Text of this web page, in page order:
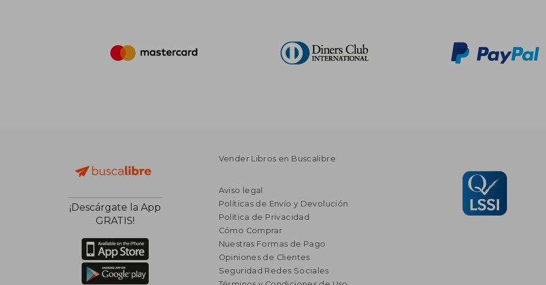
¡Descárgate la App
GRATIS!
Vender Libros en Buscalibre
Aviso legal
Políticas de Envío y Devolución
Política de Privacidad
Cómo Comprar
Nuestras Formas de Pago
Opiniones de Clientes
Seguridad Redes Sociales